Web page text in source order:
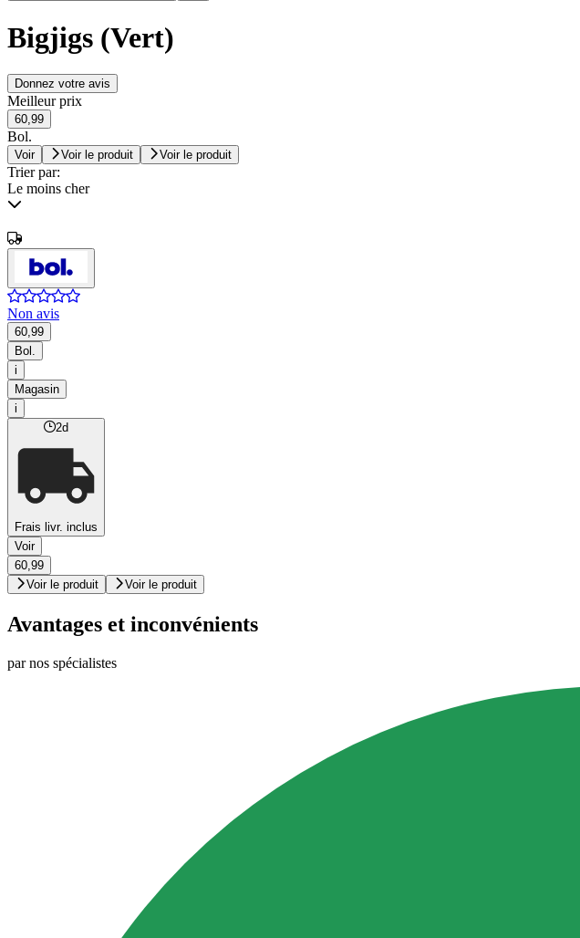
Bigjigs (Vert)
Donnez votre avis
Meilleur prix
60,99
Bol.
Voir Voir le produit Voir le produit
Trier par:
Le moins cher
Non avis
60,99
Bol.
i
Magasin
i
2d
Frais livr. inclus
Voir
60,99
Voir le produit
Voir le produit
Avantages et inconvénients
par nos spécialistes